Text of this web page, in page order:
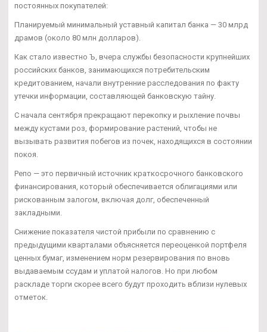
постоянных покупателей:
Планируемый минимальный уставный капитал банка — 30 млрд
драмов (около 80 млн долларов).
Как стало известно Ъ, вчера службы безопасности крупнейших
российских банков, занимающихся потребительским
кредитованием, начали внутренние расследования по факту
утечки информации, составляющей банковскую тайну.
С начала сентября прекращают перекопку и рыхление почвы
между кустами роз, формирование растений, чтобы не
вызывать развития побегов из почек, находящихся в состоянии
покоя.
Репо — это первичный источник краткосрочного банковского
финансирования, который обеспечивается облигациями или
рискованным залогом, включая долг, обеспеченный
закладными.
Снижение показателя чистой прибыли по сравнению с
предыдущими кварталами объясняется переоценкой портфеля
ценных бумаг, изменением норм резервирования по вновь
выдаваемым ссудам и уплатой налогов. Но при любом
раскладе торги скорее всего будут проходить вблизи нулевых
отметок.